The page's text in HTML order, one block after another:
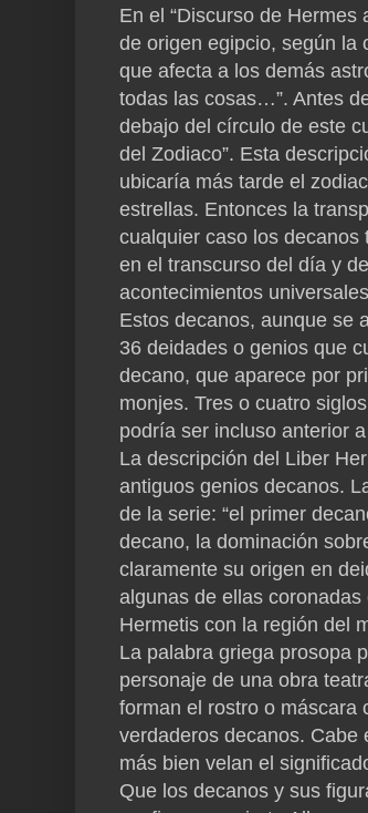
En el “Discurso de
de origen egipcio, según la
que afecta a los demás
todas las cosas…”. Antes
debajo del círculo de este
del Zodiaco”. Esta
ubicaría más tarde el
estrellas. Entonces la
cualquier caso los
en el transcurso del día y
acontecimientos
Estos decanos, aunque se
36 deidades o genios que
decano, que aparece por
monjes. Tres o cuatro
podría ser incluso anterior
La descripción del Liber
antiguos genios decanos.
de la serie: “el primer
decano, la dominación
claramente su origen en
algunas de ellas
Hermetis con la región del
La palabra griega prosopa
personaje de una obra
forman el rostro o máscara
verdaderos decanos. Cabe
más bien velan el
Que los decanos y sus